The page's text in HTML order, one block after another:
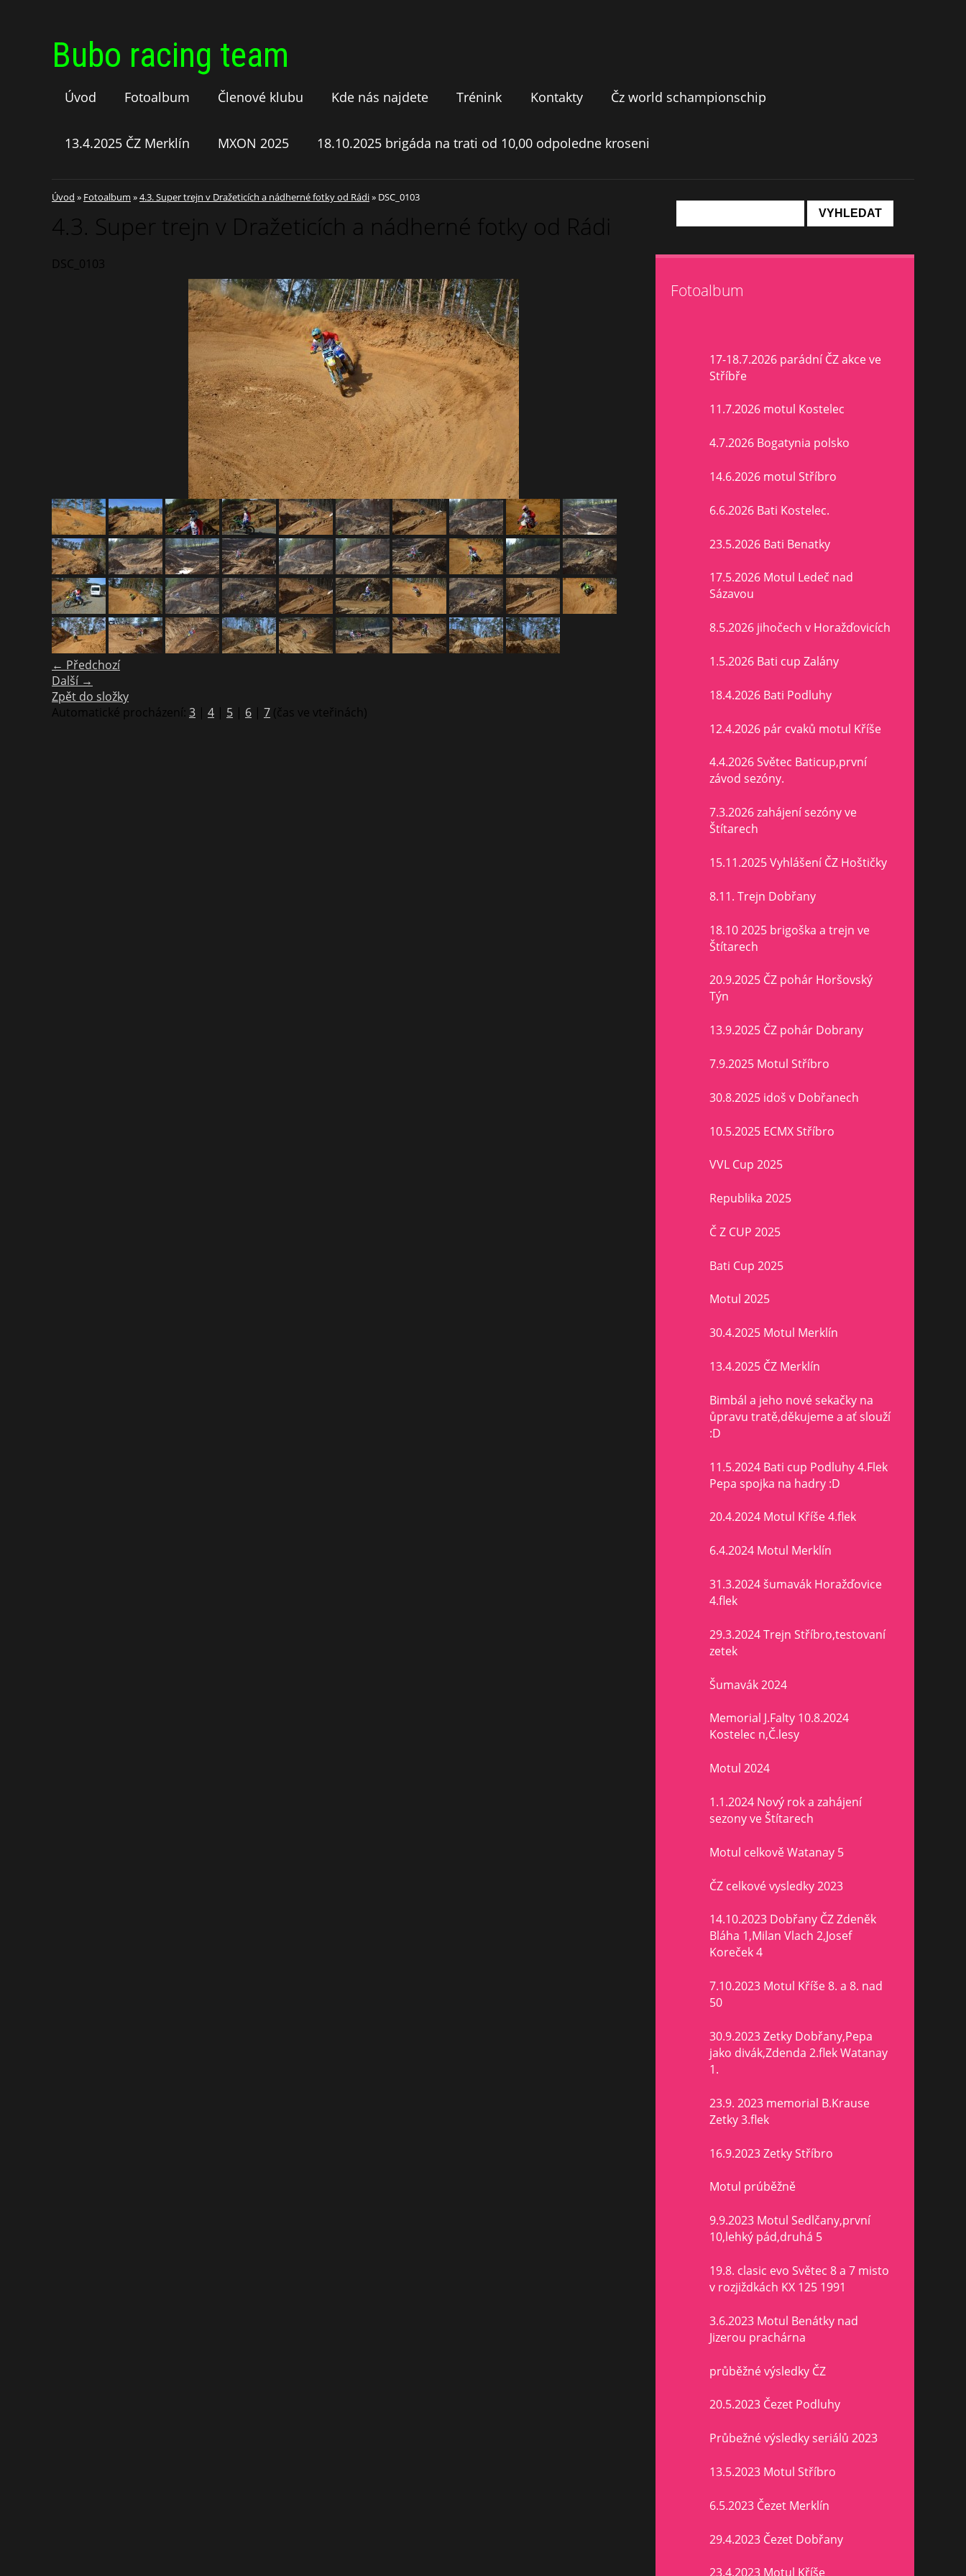
Bubo racing team
Úvod Fotoalbum Členové klubu Kde nás najdete Trénink Kontakty Čz world schampionschip
13.4.2025 ČZ Merklín MXON 2025 18.10.2025 brigáda na trati od 10,00 odpoledne kroseni
Úvod » Fotoalbum »4.3. Super trejn v Dražeticích a nádherné fotky od Rádi» DSC_0103
4.3. Super trejn v Dražeticích a nádherné fotky od Rádi
DSC_0103
← Předchozí
Další →
Zpět do složky
Automatické procházení: 3 | 4 | 5 | 6 | 7 (čas ve vteřinách)
Fotoalbum
17-18.7.2026 parádní ČZ akce ve
Stříbře
11.7.2026 motul Kostelec
4.7.2026 Bogatynia polsko
14.6.2026 motul Stříbro
6.6.2026 Bati Kostelec.
23.5.2026 Bati Benatky
17.5.2026 Motul Ledeč nad
Sázavou
8.5.2026 jihočech v Horažďovicích
1.5.2026 Bati cup Zalány
18.4.2026 Bati Podluhy
12.4.2026 pár cvaků motul Kříše
4.4.2026 Světec Baticup,první
závod sezóny.
7.3.2026 zahájení sezóny ve
Štítarech
15.11.2025 Vyhlášení ČZ Hoštičky
8.11. Trejn Dobřany
18.10 2025 brigoška a trejn ve
Štítarech
20.9.2025 ČZ pohár Horšovský
Týn
13.9.2025 ČZ pohár Dobrany
7.9.2025 Motul Stříbro
30.8.2025 idoš v Dobřanech
10.5.2025 ECMX Stříbro
VVL Cup 2025
Republika 2025
Č Z CUP 2025
Bati Cup 2025
Motul 2025
30.4.2025 Motul Merklín
13.4.2025 ČZ Merklín
Bimbál a jeho nové sekačky na
ůpravu tratě,děkujeme a ať slouží
:D
11.5.2024 Bati cup Podluhy 4.Flek
Pepa spojka na hadry :D
20.4.2024 Motul Kříše 4.flek
6.4.2024 Motul Merklín
31.3.2024 šumavák Horažďovice
4.flek
29.3.2024 Trejn Stříbro,testovaní
zetek
Šumavák 2024
Memorial J.Falty 10.8.2024
Kostelec n,Č.lesy
Motul 2024
1.1.2024 Nový rok a zahájení
sezony ve Štítarech
Motul celkově Watanay 5
ČZ celkové vysledky 2023
14.10.2023 Dobřany ČZ Zdeněk
Bláha 1,Milan Vlach 2,Josef
Koreček 4
7.10.2023 Motul Kříše 8. a 8. nad
50
30.9.2023 Zetky Dobřany,Pepa
jako divák,Zdenda 2.flek Watanay
1.
23.9. 2023 memorial B.Krause
Zetky 3.flek
16.9.2023 Zetky Stříbro
Motul prúběžně
9.9.2023 Motul Sedlčany,první
10,lehký pád,druhá 5
19.8. clasic evo Světec 8 a 7 misto
v rozjiždkách KX 125 1991
3.6.2023 Motul Benátky nad
Jizerou prachárna
průběžné výsledky ČZ
20.5.2023 Čezet Podluhy
Průbežné výsledky seriálů 2023
13.5.2023 Motul Stříbro
6.5.2023 Čezet Merklín
29.4.2023 Čezet Dobřany
23.4.2023 Motul Kříše